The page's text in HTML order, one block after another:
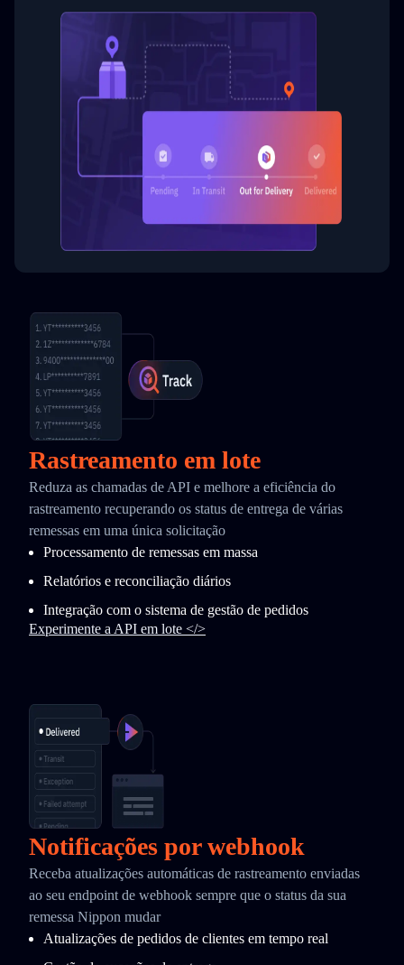
Rastreamento em lote
Reduza as chamadas de API e melhore a eficiência do
rastreamento recuperando os status de entrega de várias
remessas em uma única solicitação
Processamento de remessas em massa
Relatórios e reconciliação diários
Integração com o sistema de gestão de pedidos
Experimente a API em lote </>
Notificações por webhook
Receba atualizações automáticas de rastreamento enviadas
ao seu endpoint de webhook sempre que o status da sua
remessa Nippon mudar
Atualizações de pedidos de clientes em tempo real